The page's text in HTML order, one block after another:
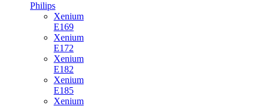
Philips
Xenium
E169
Xenium
E172
Xenium
E182
Xenium
E185
Xenium